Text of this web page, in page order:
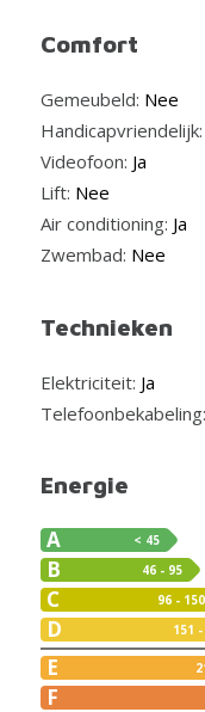
Comfort
Gemeubeld: Nee
Handicapvriendelijk:
Videofoon: Ja
Lift: Nee
Air conditioning: Ja
Zwembad: Nee
Technieken
Elektriciteit: Ja
Telefoonbekabeling:
Energie
A
< 45
B 46 - 95
C 96 - 150
D 151
E
F